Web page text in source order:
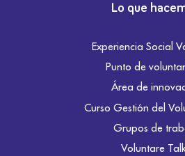
Lo que
Experiencia Social
Punto de
Área de
Curso Gestión del
Grupos de
Voluntare